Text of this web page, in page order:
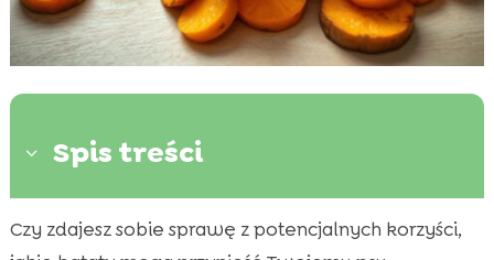
3 Spis treści
 Dlaczego bataty są dobre dla wrażliwego
Czy zdajesz sobie sprawę z potencjalnych korzyści,